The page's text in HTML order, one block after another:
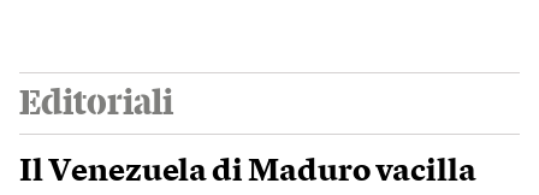
Editoriali
Il Venezuela di Maduro vacilla